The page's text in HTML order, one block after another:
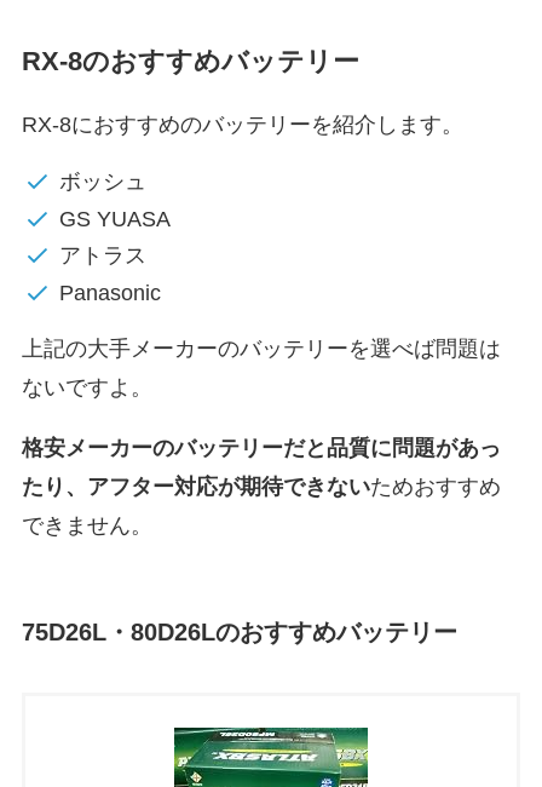
RX-8のおすすめバッテリー
RX-8におすすめのバッテリーを紹介します。
ボッシュ
GS YUASA
アトラス
Panasonic
上記の大手メーカーのバッテリーを選べば問題は
ないですよ。
格安メーカーのバッテリーだと 品質に問題があっ
たり、アフター対応が期待できないためおすすめ
できません。
75D26L・80D26Lのおすすめバッテリー